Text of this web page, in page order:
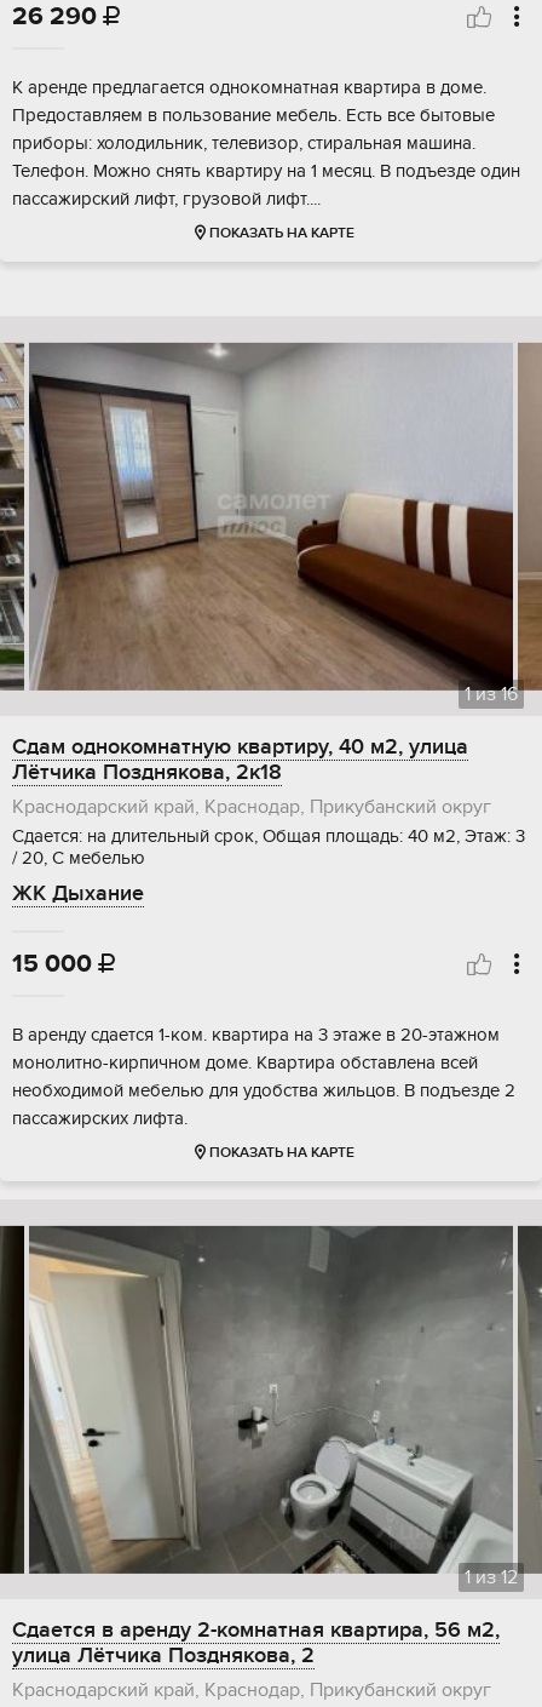
26 290 
К аренде предлагается однокомнатная квартира в доме.
Предоставляем в пользование мебель. Есть все бытовые
приборы: холодильник, телевизор, стиральная машина.
Телефон. Можно снять квартиру на 1 месяц. В подъезде один
пассажирский лифт, грузовой лифт....
ПОКАЗАТЬ НА КАРТЕ
1из16
Сдам однокомнатную квартиру, 40 м2, улица
Лётчика Позднякова, 2к18
Краснодарский край, Краснодар, Прикубанский округ
Сдается: на длительный срок, Общая площадь: 40 м2, Этаж: 3
/ 20, С мебелью
ЖК Дыхание
15 000 
В аренду сдается 1-ком. квартира на 3 этаже в 20-этажном
монолитно-кирпичном доме. Квартира обставлена всей
необходимой мебелью для удобства жильцов. В подъезде 2
пассажирских лифта.
ПОКАЗАТЬ НА КАРТЕ
1из12
Сдается в аренду 2-комнатная квартира, 56 м2,
улица Лётчика Позднякова, 2
Краснодарский край, Краснодар, Прикубанский округ